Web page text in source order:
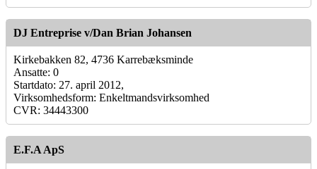
DJ Entreprise v/Dan Brian Johansen
Kirkebakken 82, 4736 Karrebæksminde
Ansatte: 0
Startdato: 27. april 2012,
Virksomhedsform: Enkeltmandsvirksomhed
CVR: 34443300
E.F.A ApS